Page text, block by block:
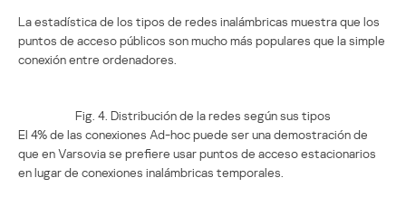
La estadística de los tipos de redes inalámbricas muestra que los
puntos de acceso públicos son mucho más populares que la simple
conexión entre ordenadores.
Fig. 4. Distribución de la redes según sus tipos
El 4% de las conexiones Ad-hoc puede ser una demostración de
que en Varsovia se prefiere usar puntos de acceso estacionarios
en lugar de conexiones inalámbricas temporales.